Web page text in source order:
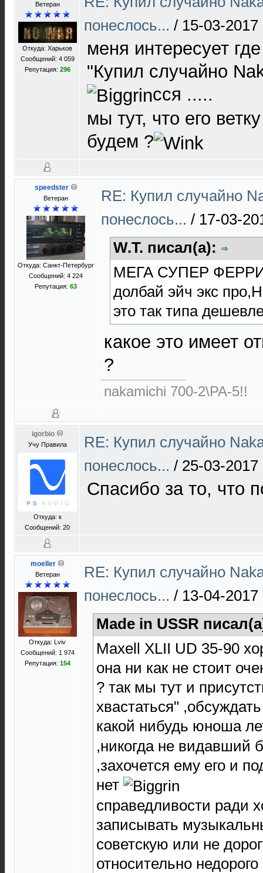
Ветеран
Откуда: Харьков
Сообщений: 4 059
Репутация: 296
понеслось... / 15-03-2017
меня интересует
"Купил случайно
сся .....
мы тут, что его
будем ?
speedster
Ветеран
Откуда: Санкт-Петербург
Сообщений: 4 224
Репутация: 63
RE: Купил случайно
понеслось... / 17-03-
W.T. писал(а):
МЕГА СУПЕР
долбай эйч экс
это так типа
какое это имеет
?
nakamichi 700-2\PA-5!!
igorbio
Учу Правила
Откуда: к
Сообщений: 20
RE: Купил случайно
понеслось... / 25-03-2017
Спасибо за то, что
moeller
Ветеран
Откуда: Lviv
Сообщений: 1 974
Репутация: 154
RE: Купил случайно
понеслось... / 13-04-2017
Made in USSR
Maxell XLII UD 35-90
она ни как не стоит
? так мы тут и
хвастаться"
какой нибудь юноша
,никогда не видавший
,захочется ему его и
нет
справедливости ради
записывать
советскую или не
относительно